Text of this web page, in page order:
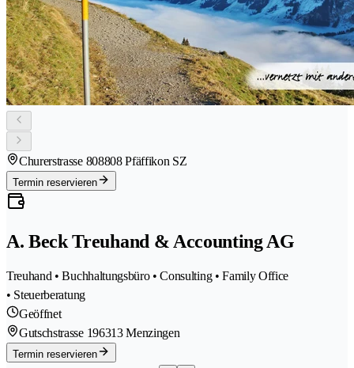
Churerstrasse 808808 Pfäffikon SZ
Termin reservieren
A. Beck Treuhand & Accounting AG
Treuhand • Buchhaltungsbüro • Consulting • Family Office
• Steuerberatung
Geöffnet
Gutschstrasse 196313 Menzingen
Termin reservieren